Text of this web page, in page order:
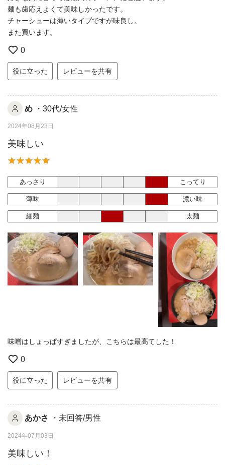
麺も歯応えよくて美味しかったです。
チャーシューは薄いタイプですが味良し。
また買います。
0
役に立った レビューを共有
め ・30代/女性
2024年08月23日
美味しい
あっさり こってり
薄味 濃い味
細麺 太麺
味噌はしょっぱすぎましたが、こちらは最高てした！
0
役に立った レビューを共有
あかさ ・未回答/男性
2024年07月03日
美味しい！